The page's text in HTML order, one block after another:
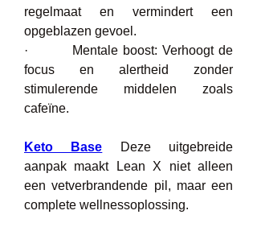
regelmaat en vermindert een
opgeblazen gevoel.
·         Mentale boost: Verhoogt de
focus en alertheid zonder
stimulerende middelen zoals
cafeïne.
Keto Base Deze uitgebreide
aanpak maakt Lean X niet alleen
een vetverbrandende pil, maar een
complete wellnessoplossing.